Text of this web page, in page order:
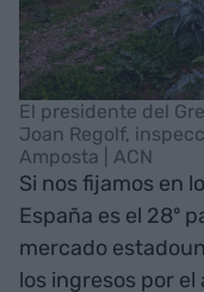
El presidente del
Joan Regolf,
Amposta | ACN
Si nos fijamos en
España es el 28º
mercado
los ingresos por